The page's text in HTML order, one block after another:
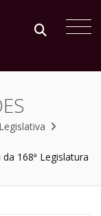
168ª Legislatura